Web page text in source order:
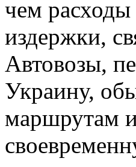
чем
издержки,
Автовозы,
Украину,
маршрутам